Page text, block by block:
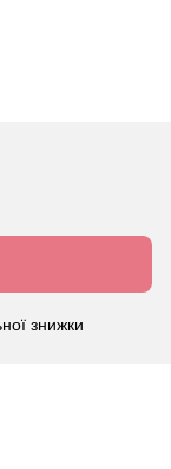
знижки